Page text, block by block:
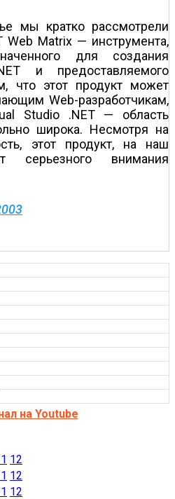
мы кратко рассмотрели
Web Matrix — инструмента,
для создания
и предоставляемого
что этот продукт может
Web-разработчикам,
Studio .NET — область
широка. Несмотря на
этот продукт, на наш
серьезного внимания
на Youtube
12
12
12